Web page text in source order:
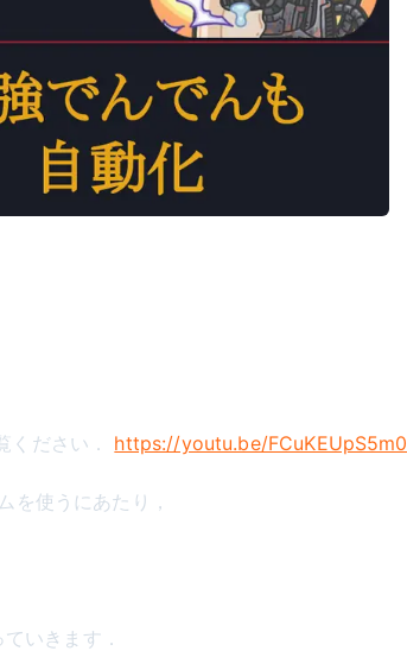
ください． https://youtu.be/FCuKEUpS5m0
を使うにあたり，
いきます．